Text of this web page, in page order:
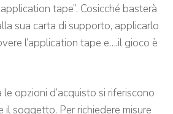
tape”. Cosicché basterà
sua carta di supporto, applicarlo
l’application tape e….il gioco è
le opzioni d’acquisto si riferiscono
il soggetto. Per richiedere misure